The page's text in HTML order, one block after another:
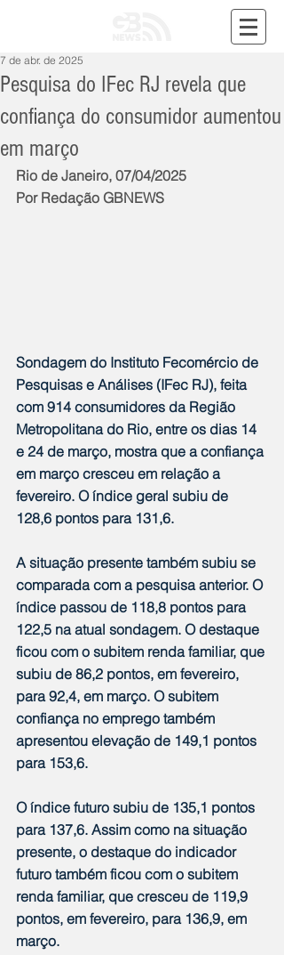
Pesquisa do IFec RJ revela que
confiança do consumidor aumentou
em março
7 de abr. de 2025
Rio de Janeiro, 07/04/2025
Por Redação GBNEWS
Sondagem do Instituto Fecomércio de
Pesquisas e Análises (IFec RJ), feita
com 914 consumidores da Região
Metropolitana do Rio, entre os dias 14
e 24 de março, mostra que a confiança
em março cresceu em relação a
fevereiro. O índice geral subiu de
128,6 pontos para 131,6.
A situação presente também subiu se
comparada com a pesquisa anterior. O
índice passou de 118,8 pontos para
122,5 na atual sondagem. O destaque
ficou com o subitem renda familiar, que
subiu de 86,2 pontos, em fevereiro,
para 92,4, em março. O subitem
confiança no emprego também
apresentou elevação de 149,1 pontos
para 153,6.
O índice futuro subiu de 135,1 pontos
para 137,6. Assim como na situação
presente, o destaque do indicador
futuro também ficou com o subitem
renda familiar, que cresceu de 119,9
pontos, em fevereiro, para 136,9, em
março.